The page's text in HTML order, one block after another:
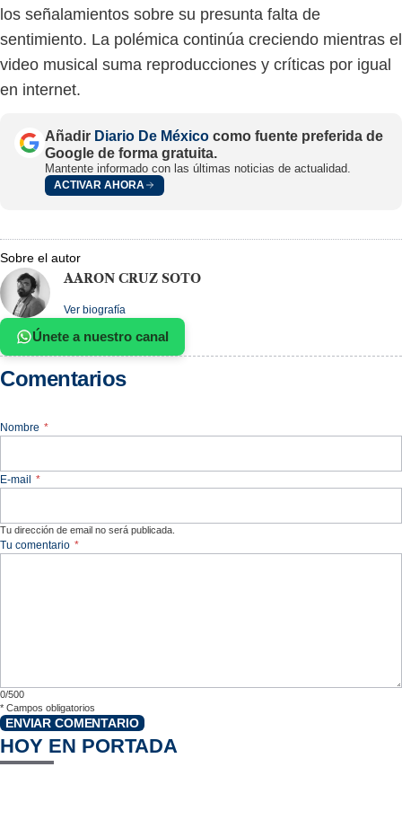
los señalamientos sobre su presunta falta de
sentimiento. La polémica continúa creciendo mientras el
video musical suma reproducciones y críticas por igual
en internet.
Añadir Diario De México como fuente preferida de
Google de forma gratuita.
Mantente informado con las últimas noticias de actualidad.
ACTIVAR AHORA
Sobre el autor
AARON CRUZ SOTO
Ver biografía
Únete a nuestro canal
Comentarios
Nombre *
E-mail *
Tu dirección de email no será publicada.
Tu comentario *
0/500
* Campos obligatorios
ENVIAR COMENTARIO
HOY EN PORTADA